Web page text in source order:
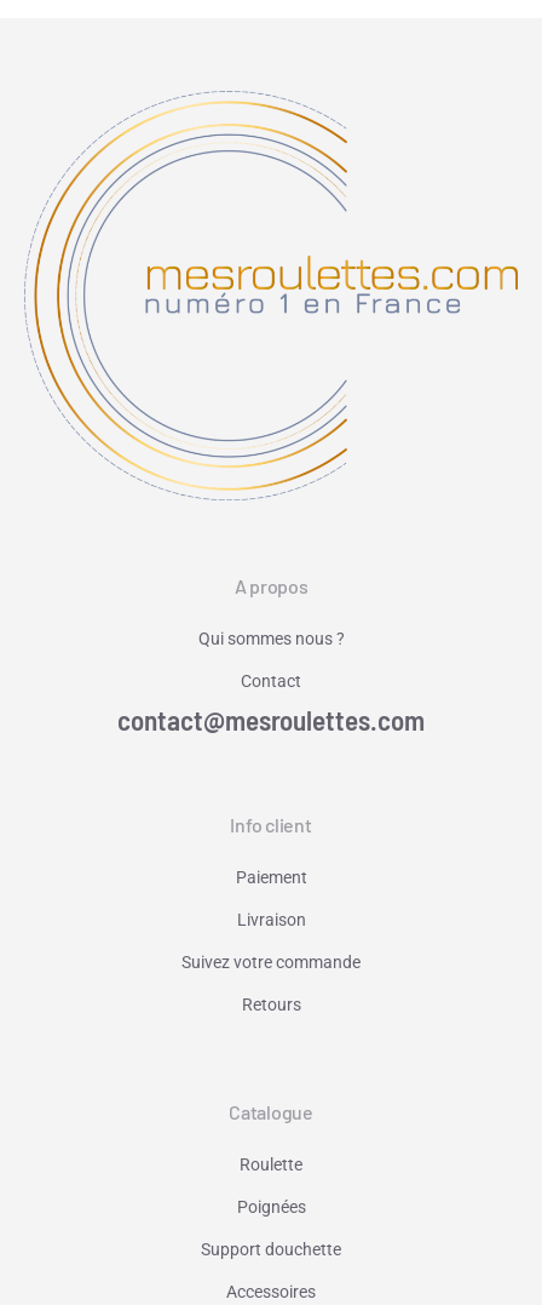
A propos
Qui sommes nous ?
Contact
contact@mesroulettes.com
Info client
Paiement
Livraison
Suivez votre commande
Retours
Catalogue
Roulette
Poignées
Support douchette
Accessoires